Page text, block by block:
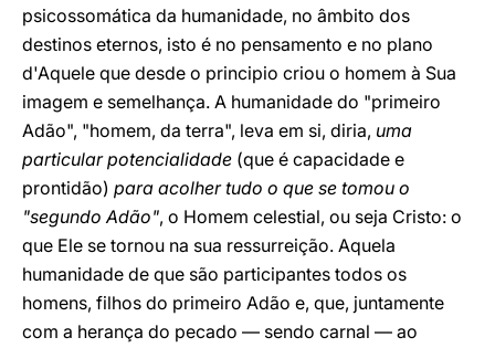
psicossomática da humanidade, no âmbito dos
destinos eternos, isto é no pensamento e no plano
d'Aquele que desde o principio criou o homem à Sua
imagem e semelhança. A humanidade do "primeiro
Adão", "homem, da terra", leva em si, diria, uma
particular potencialidade (que é capacidade e
prontidão) para acolher tudo o que se tomou o
"segundo Adão", o Homem celestial, ou seja Cristo: o
que Ele se tornou na sua ressurreição. Aquela
humanidade de que são participantes todos os
homens, filhos do primeiro Adão e, que, juntamente
com a herança do pecado — sendo carnal — ao